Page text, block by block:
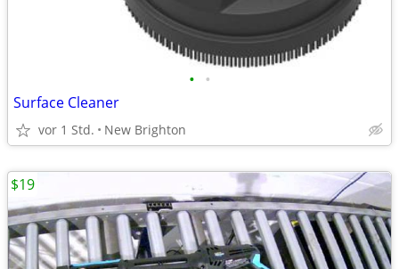
• •
Surface Cleaner
vor 1 Std. New Brighton
$19